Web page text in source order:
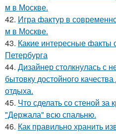
м в Москве.
42. Игра фактур в
м в Москве.
43. Какие интересные факты
Петербурга
44. Дизайнер столкнулась с
бытовку достойного
отдыха.
45. Что сделать со стеной за
"Держала" всю спальню.
46. Как правильно хранить